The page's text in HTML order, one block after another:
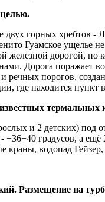
двух горных хребтов -
Гуамское ущелье
железной дорогой, по
Дорога поражает
речных порогов,
где находится
известных
и 2 детских)
+36+40 градусов, а
краны, водопад
Размещение на